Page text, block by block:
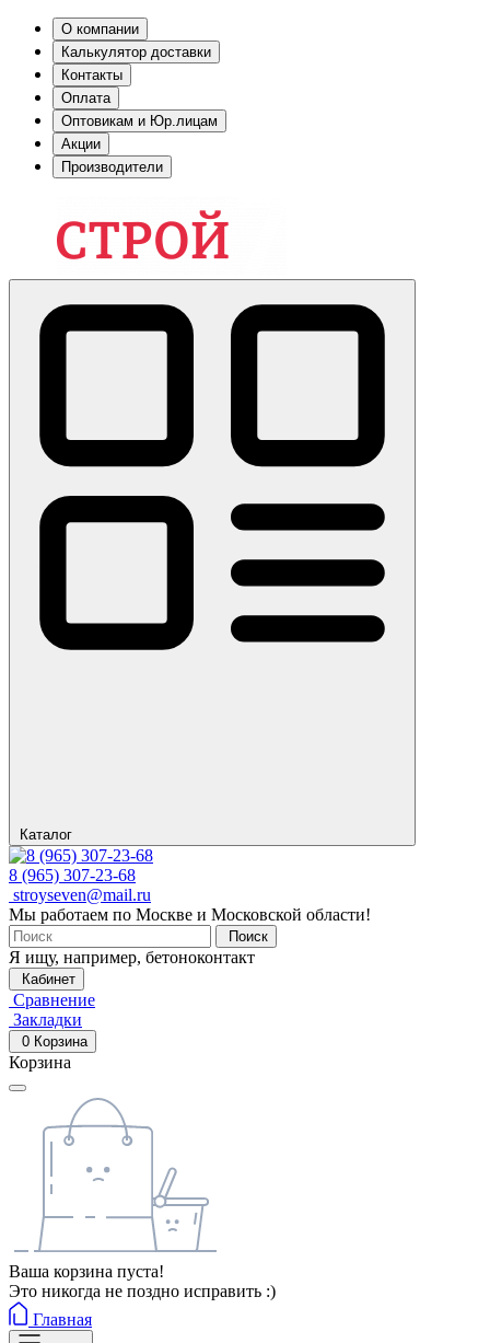
О компании
Калькулятор доставки
Контакты
Оплата
Оптовикам и Юр.лицам
Акции
Производители
Каталог
8 (965) 307-23-68
stroyseven@mail.ru
Мы работаем по Москве и Московской области!
Поиск
Я ищу, например, бетоноконтакт
Кабинет
Сравнение
Закладки
0 Корзина
Корзина
Ваша корзина пуста!
Это никогда не поздно исправить :)
Главная